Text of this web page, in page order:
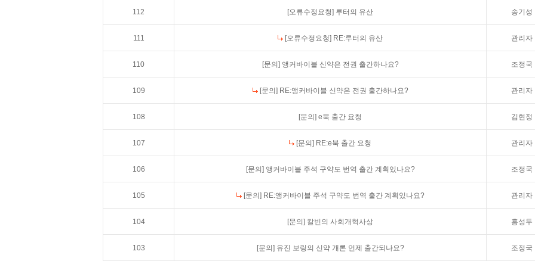
112 [오류수정요청] 루터의 유산 송기성
111 [오류수정요청] RE:루터의 유산 관리자
110 [문의] 앵커바이블 신약은 전권 출간하나요? 조정국
109 [문의] RE:앵커바이블 신약은 전권 출간하나요? 관리자
108 [문의] e북 출간 요청 김현정
107 [문의] RE:e북 출간 요청 관리자
106 [문의] 앵커바이블 주석 구약도 번역 출간 계획있나요? 조정국
105 [문의] RE:앵커바이블 주석 구약도 번역 출간 계획있나요? 관리자
104 [문의] 칼빈의 사회개혁사상 홍성두
103 [문의] 유진 보링의 신약 개론 언제 출간되나요? 조정국